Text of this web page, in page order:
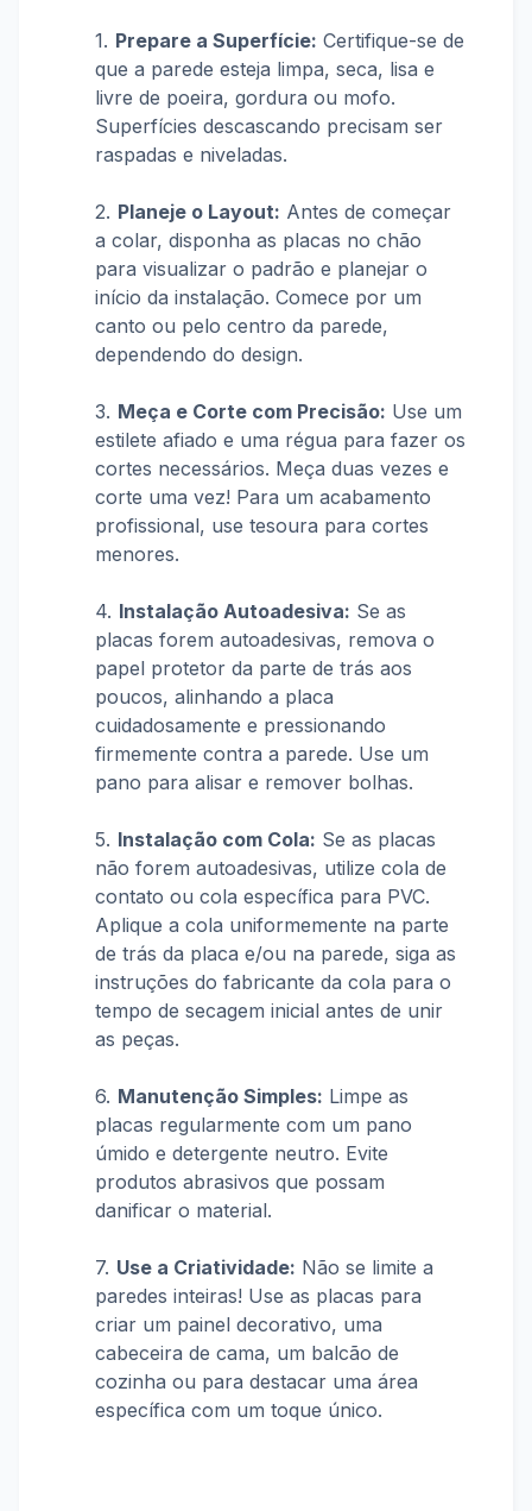
Prepare a Superfície: Certifique-se de
que a parede esteja limpa, seca, lisa e
livre de poeira, gordura ou mofo.
Superfícies descascando precisam ser
raspadas e niveladas.
Planeje o Layout: Antes de começar
a colar, disponha as placas no chão
para visualizar o padrão e planejar o
início da instalação. Comece por um
canto ou pelo centro da parede,
dependendo do design.
Meça e Corte com Precisão: Use um
estilete afiado e uma régua para fazer os
cortes necessários. Meça duas vezes e
corte uma vez! Para um acabamento
profissional, use tesoura para cortes
menores.
Instalação Autoadesiva: Se as
placas forem autoadesivas, remova o
papel protetor da parte de trás aos
poucos, alinhando a placa
cuidadosamente e pressionando
firmemente contra a parede. Use um
pano para alisar e remover bolhas.
Instalação com Cola: Se as placas
não forem autoadesivas, utilize cola de
contato ou cola específica para PVC.
Aplique a cola uniformemente na parte
de trás da placa e/ou na parede, siga as
instruções do fabricante da cola para o
tempo de secagem inicial antes de unir
as peças.
Manutenção Simples: Limpe as
placas regularmente com um pano
úmido e detergente neutro. Evite
produtos abrasivos que possam
danificar o material.
Use a Criatividade: Não se limite a
paredes inteiras! Use as placas para
criar um painel decorativo, uma
cabeceira de cama, um balcão de
cozinha ou para destacar uma área
específica com um toque único.